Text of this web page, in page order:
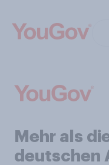
Mehr als
deutschen